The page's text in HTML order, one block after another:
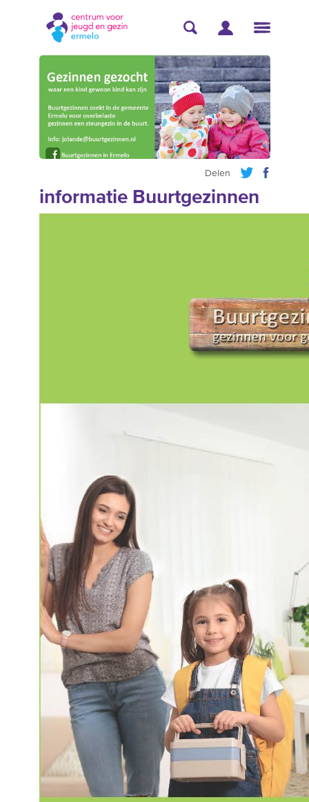
Delen
informatie Buurtgezinnen